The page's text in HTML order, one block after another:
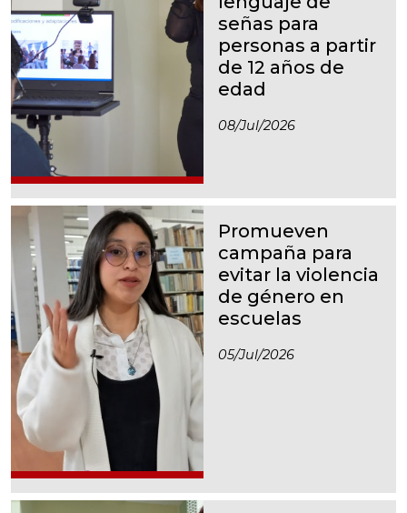
señas para
personas a partir
de 12 años de
edad
08/jul/2026
Promueven
campaña para
evitar la violencia
de género en
escuelas
05/jul/2026